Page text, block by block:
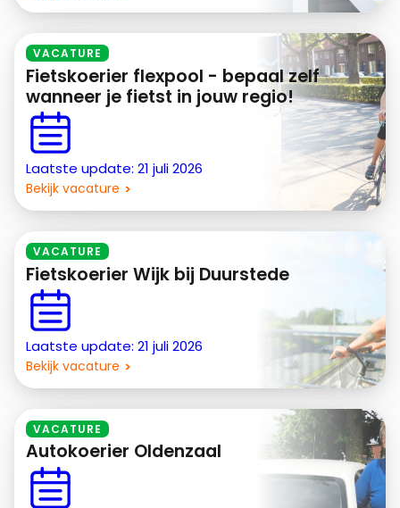
VACATURE
Fietskoerier flexpool - bepaal zelf
wanneer je fietst in jouw regio!
Laatste update: 21 juli 2026
Bekijk vacature
VACATURE
Fietskoerier Wijk bij Duurstede
Laatste update: 21 juli 2026
Bekijk vacature
VACATURE
Autokoerier Oldenzaal